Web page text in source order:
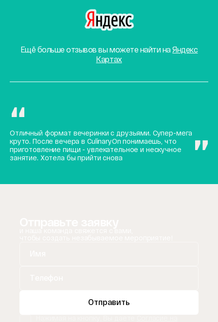
Ещё больше отзывов вы можете найти наЯндекс
Картах
Отличный формат вечеринки с друзьями. Супер-мега
круто. После вечера в CulinaryOn понимаешь, что
приготовление пищи - увлекательное и нескучное
занятие. Хотела бы прийти снова
Отправить